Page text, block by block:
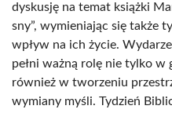
dyskusję na temat książki
sny”, wymieniając się także
wpływ na ich życie.
pełni ważną rolę nie tylko w
również w tworzeniu
wymiany myśli. Tydzień